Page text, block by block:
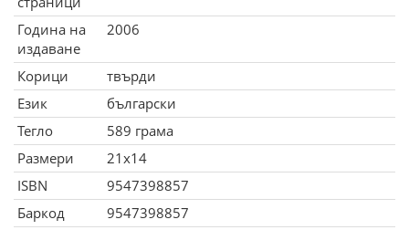
Година на
издаване
2006
Корици
твърди
Език
български
Тегло
589 грама
Размери
21x14
ISBN
9547398857
Баркод
9547398857